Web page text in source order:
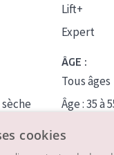
Lift+
Expert
ÂGE :
Tous âges
Âge : 35 à
cookies